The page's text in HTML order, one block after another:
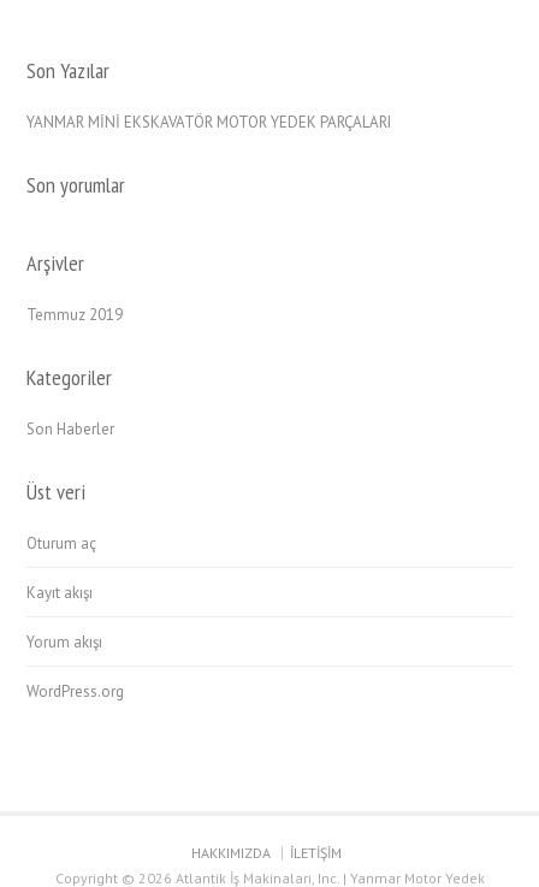
Son Yazılar
YANMAR MİNİ EKSKAVATÖR MOTOR YEDEK PARÇALARI
Son yorumlar
Arşivler
Temmuz 2019
Kategoriler
Son Haberler
Üst veri
Oturum aç
Kayıt akışı
Yorum akışı
WordPress.org
HAKKIMIZDA
İLETİŞİM
Copyright © 2026 Atlantik İş Makinaları, Inc. | Yanmar Motor Yedek